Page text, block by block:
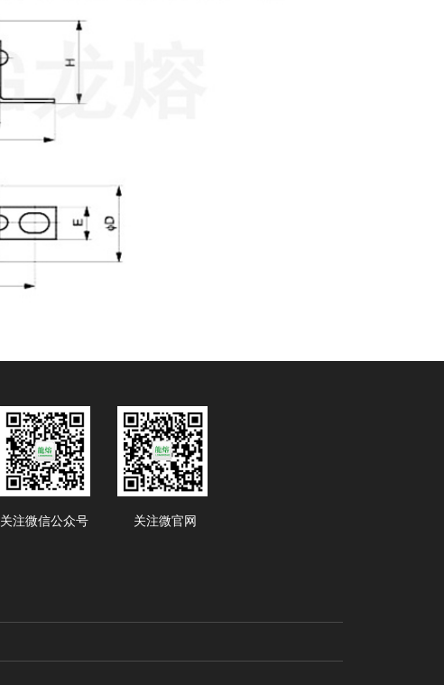
关注微信公众号 关注微官网